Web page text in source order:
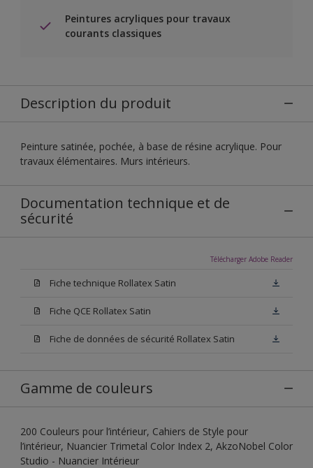
Peintures acryliques pour travaux
courants classiques
Description du produit
Peinture satinée, pochée, à base de résine acrylique. Pour
travaux élémentaires. Murs intérieurs.
Documentation technique et de
sécurité
Télécharger Adobe Reader
Fiche technique Rollatex Satin
Fiche QCE Rollatex Satin
Fiche de données de sécurité Rollatex Satin
Gamme de couleurs
200 Couleurs pour l’intérieur, Cahiers de Style pour
l’intérieur, Nuancier Trimetal Color Index 2, AkzoNobel Color
Studio - Nuancier Intérieur